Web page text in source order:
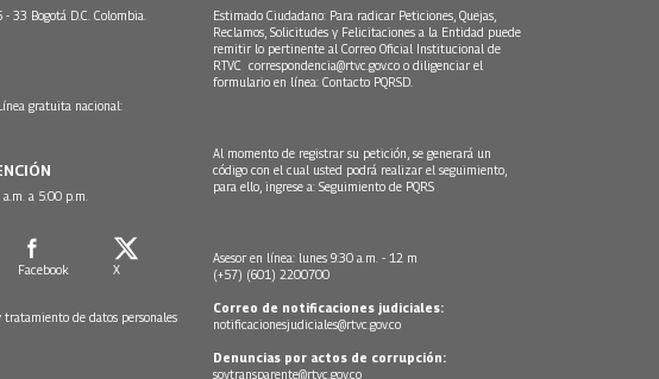
33 Bogotá D.C. Colombia.
gratuita nacional:
a 5:00 p.m.
Facebook X
de datos personales
Estimado Ciudadano: Para radicar Peticiones, Quejas,
Reclamos, Solicitudes y Felicitaciones a la Entidad puede
remitir lo pertinente al Correo Oficial Institucional de
RTVC correspondencia@rtvc.gov.co o diligenciar el
formulario en línea: Contacto PQRSD.
Al momento de registrar su petición, se generará un
código con el cual usted podrá realizar el seguimiento,
para ello, ingrese a: Seguimiento de PQRS
Asesor en línea: lunes 9:30 a.m. - 12 m
(+57) (601) 2200700
Correo de notificaciones judiciales:
notificacionesjudiciales@rtvc.gov.co
Denuncias por actos de corrupción:
soytransparente@rtvc.gov.co